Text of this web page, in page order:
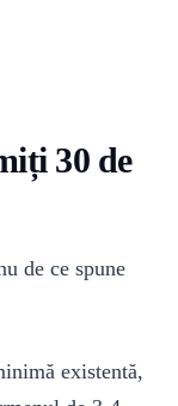
30 de
de ce spune
existentă,